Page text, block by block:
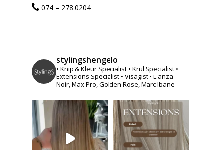
074 – 278 0204
stylingshengelo
• Knip & Kleur Specialist • Krul Specialist •
Extensions Specialist • Visagist • L'anza —
Noir, Max Pro, Golden Rose, Marc Ibane